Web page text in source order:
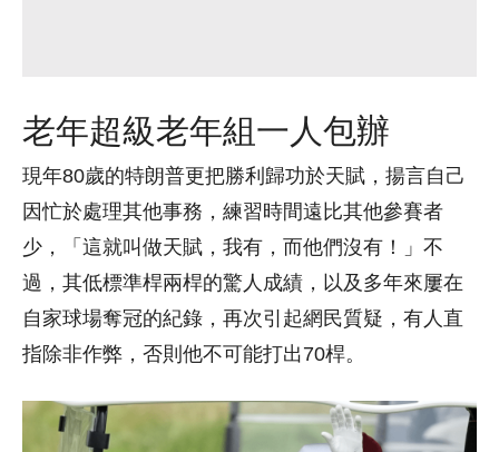
老年超級老年組一人包辦
現年80歲的特朗普更把勝利歸功於天賦，揚言自己
因忙於處理其他事務，練習時間遠比其他參賽者
少，「這就叫做天賦，我有，而他們沒有！」不
過，其低標準桿兩桿的驚人成績，以及多年來屢在
自家球場奪冠的紀錄，再次引起網民質疑，有人直
指除非作弊，否則他不可能打出70桿。